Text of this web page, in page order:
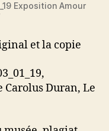
Exposition Amour
et la copie
Duran, Le